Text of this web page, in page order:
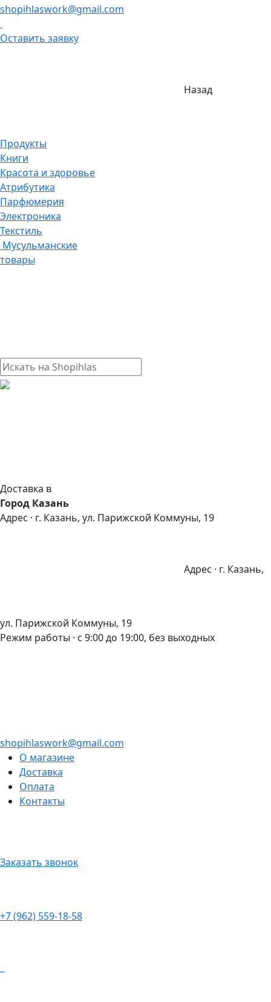
shopihlaswork@gmail.com
Оставить заявку
Назад
Продукты
Книги
Красота и здоровье
Атрибутика
Парфюмерия
Электроника
Текстиль
Мусульманские
товары
Доставка в
Город Казань
Адрес · г. Казань, ул. Парижской Коммуны, 19
Адрес · г. Казань,
ул. Парижской Коммуны, 19
Режим работы · с 9:00 до 19:00, без выходных
shopihlaswork@gmail.com
О магазине
Доставка
Оплата
Контакты
Заказать звонок
+7 (962) 559-18-58